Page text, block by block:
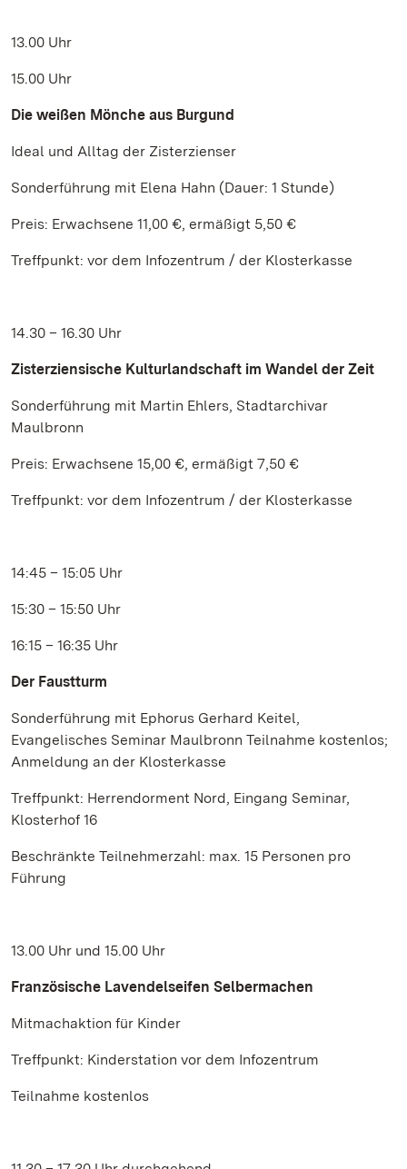
13.00 Uhr
15.00 Uhr
Die weißen Mönche aus Burgund
Ideal und Alltag der Zisterzienser
Sonderführung mit Elena Hahn (Dauer: 1 Stunde)
Preis: Erwachsene 11,00 €, ermäßigt 5,50 €
Treffpunkt: vor dem Infozentrum / der Klosterkasse
14.30 – 16.30 Uhr
Zisterziensische Kulturlandschaft im Wandel der Zeit
Sonderführung mit Martin Ehlers, Stadtarchivar
Maulbronn
Preis: Erwachsene 15,00 €, ermäßigt 7,50 €
Treffpunkt: vor dem Infozentrum / der Klosterkasse
14:45 – 15:05 Uhr
15:30 – 15:50 Uhr
16:15 – 16:35 Uhr
Der Faustturm
Sonderführung mit Ephorus Gerhard Keitel,
Evangelisches Seminar Maulbronn Teilnahme kostenlos;
Anmeldung an der Klosterkasse
Treffpunkt: Herrendorment Nord, Eingang Seminar,
Klosterhof 16
Beschränkte Teilnehmerzahl: max. 15 Personen pro
Führung
13.00 Uhr und 15.00 Uhr
Französische Lavendelseifen Selbermachen
Mitmachaktion für Kinder
Treffpunkt: Kinderstation vor dem Infozentrum
Teilnahme kostenlos